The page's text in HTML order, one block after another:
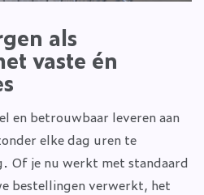
als
vaste én
en betrouwbaar leveren aan
elke dag uren te
Of je nu werkt met standaard
bestellingen verwerkt, het